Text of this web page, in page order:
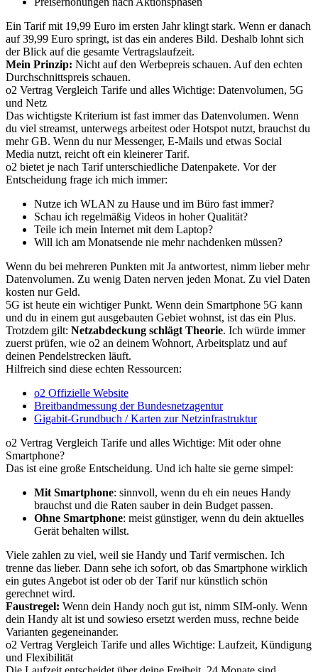
Ein Tarif mit 19,99 Euro im ersten Jahr klingt stark. Wenn er danach
auf 39,99 Euro springt, ist das ein anderes Bild. Deshalb lohnt sich
der Blick auf die gesamte Vertragslaufzeit.
Mein Prinzip: Nicht auf den Werbepreis schauen. Auf den echten
Durchschnittspreis schauen.
o2 Vertrag Vergleich Tarife und alles Wichtige: Datenvolumen, 5G
und Netz
Das wichtigste Kriterium ist fast immer das Datenvolumen. Wenn
du viel streamst, unterwegs arbeitest oder Hotspot nutzt, brauchst du
mehr GB. Wenn du nur Messenger, E-Mails und etwas Social
Media nutzt, reicht oft ein kleinerer Tarif.
o2 bietet je nach Tarif unterschiedliche Datenpakete. Vor der
Entscheidung frage ich mich immer:
Nutze ich WLAN zu Hause und im Büro fast immer?
Schau ich regelmäßig Videos in hoher Qualität?
Teile ich mein Internet mit dem Laptop?
Will ich am Monatsende nie mehr nachdenken müssen?
Wenn du bei mehreren Punkten mit Ja antwortest, nimm lieber mehr
Datenvolumen. Zu wenig Daten nerven jeden Monat. Zu viel Daten
kosten nur Geld.
5G ist heute ein wichtiger Punkt. Wenn dein Smartphone 5G kann
und du in einem gut ausgebauten Gebiet wohnst, ist das ein Plus.
Trotzdem gilt: Netzabdeckung schlägt Theorie. Ich würde immer
zuerst prüfen, wie o2 an deinem Wohnort, Arbeitsplatz und auf
deinen Pendelstrecken läuft.
Hilfreich sind diese echten Ressourcen:
o2 Offizielle Website
Breitbandmessung der Bundesnetzagentur
Gigabit-Grundbuch / Karten zur Netzinfrastruktur
o2 Vertrag Vergleich Tarife und alles Wichtige: Mit oder ohne
Smartphone?
Das ist eine große Entscheidung. Und ich halte sie gerne simpel:
Mit Smartphone: sinnvoll, wenn du eh ein neues Handy
brauchst und die Raten sauber in dein Budget passen.
Ohne Smartphone: meist günstiger, wenn du dein aktuelles
Gerät behalten willst.
Viele zahlen zu viel, weil sie Handy und Tarif vermischen. Ich
trenne das lieber. Dann sehe ich sofort, ob das Smartphone wirklich
ein gutes Angebot ist oder ob der Tarif nur künstlich schön
gerechnet wird.
Faustregel: Wenn dein Handy noch gut ist, nimm SIM-only. Wenn
dein Handy alt ist und sowieso ersetzt werden muss, rechne beide
Varianten gegeneinander.
o2 Vertrag Vergleich Tarife und alles Wichtige: Laufzeit, Kündigung
und Flexibilität